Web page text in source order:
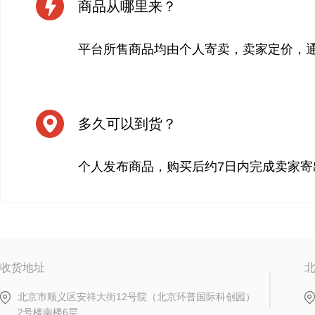
商品从哪里来？
平台所售商品均由个人寄卖，卖家定价，
多久可以到货？
个人发布商品，购买后约7日内完成卖家
收货地址
北京市顺义区安祥大街12号院（北京环普国际科创园）
2号楼南楼6层